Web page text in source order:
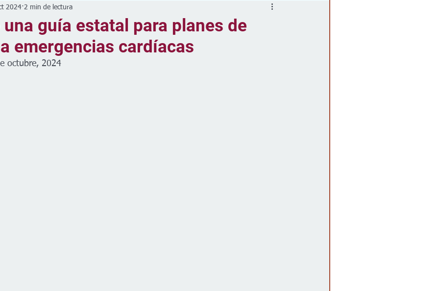
Salud Arte & Cultura
Escuelas Calles Desamparados Carreteras Comunidad
guía estatal para planes de
emergencias cardíacas
2024 2 min de lectura
octubre, 2024